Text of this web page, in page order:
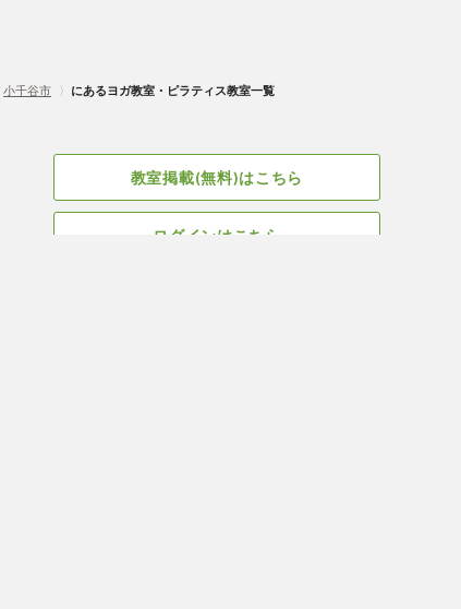
小千谷市 〉 にあるヨガ教室・ピラティス教室一覧
教室掲載(無料)はこちら
ログインはこちら